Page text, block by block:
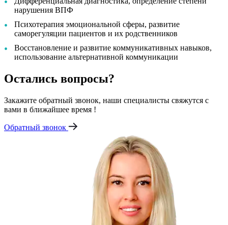
нарушения ВПФ
Психотерапия эмоциональной сферы, развитие
саморегуляции пациентов и их родственников
Восстановление и развитие коммуникативных навыков,
использование альтернативной коммуникации
Остались вопросы?
Закажите обратный звонок, наши специалисты свяжутся с
вами в ближайшее время !
Обратный звонок